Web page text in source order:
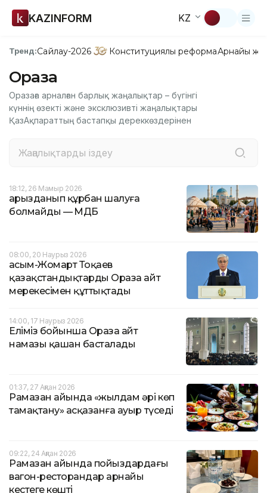
KAZINFORM KZ
Тренд:Сайлау-2026 Конституциялық реформаАрнайы
Ораза
Оразаға арналған барлық жаңалықтар – бүгінгі
күннің өзекті және эксклюзивті жаңалықтары
ҚазАқпараттың бастапқы дереккөздерінен
18:12, 26 Мамыр 2026
Қарызданып құрбан шалуға
болмайды — ҚМДБ
08:00, 20 Наурыз 2026
Қасым-Жомарт Тоқаев
қазақстандықтарды Ораза айт
мерекесімен құттықтады
14:00, 17 Наурыз 2026
Еліміз бойынша Ораза айт
намазы қашан басталады
01:37, 27 Ақпан 2026
Рамазан айында «жылдам әрі көп
тамақтану» асқазанға ауыр түседі
09:22, 24 Ақпан 2026
Рамазан айында пойыздардағы
вагон-ресторандар арнайы
кестеге көшті